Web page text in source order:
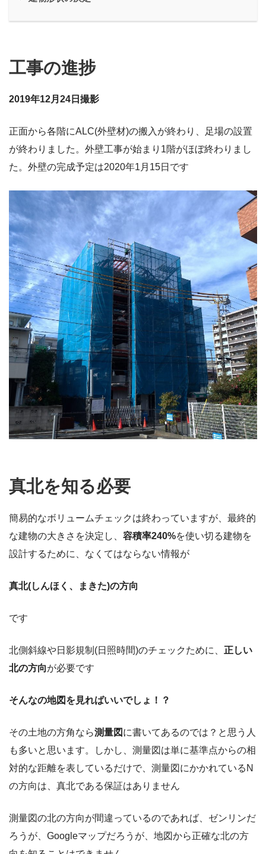
工事の進捗
2019年12月24日撮影
正面から各階にALC(外壁材)の搬入が終わり、足場の設置
が終わりました。外壁工事が始まり1階がほぼ終わりまし
た。外壁の完成予定は2020年1月15日です
真北を知る必要
簡易的なボリュームチェックは終わっていますが、最終的
な建物の大きさを決定し、 容積率240%を使い切る建物を
設計するために、なくてはならない情報が
真北(しんほく、まきた)の方向
です
北側斜線や日影規制(日照時間)のチェックために、 正しい
北の方向が必要です
そんなの地図を見ればいいでしょ！？
その土地の方角なら測量図 に書いてあるのでは？と思う人
も多いと思います。しかし、測量図は単に基準点からの相
対的な距離を表しているだけで、測量図にかかれているN
の方向は、真北である保証はありません
測量図の北の方向が間違っているのであれば、ゼンリンだ
ろうが、Googleマップだろうが、地図から正確な北の方